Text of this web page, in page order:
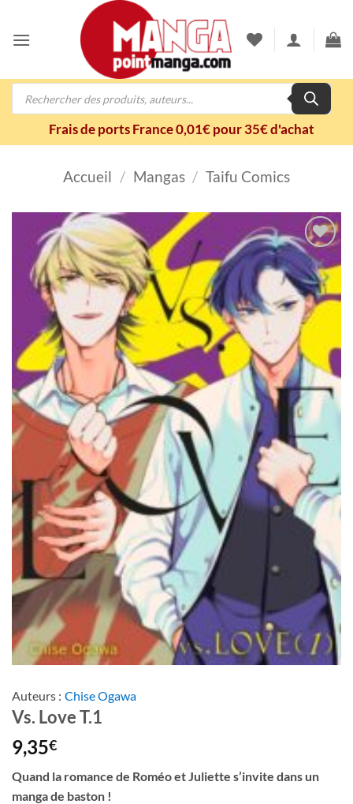
contenu
Recherche
Frais de ports France 0,01€ pour 35€ d'achat
Accueil / Mangas / Taifu Comics
Ajouter
à la
wishlist
Auteurs : Chise Ogawa
Vs. Love T.1
9,35€
Quand la romance de Roméo et Juliette s’invite dans un
manga de baston !